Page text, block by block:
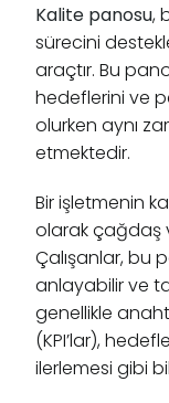
Kalite panosu,
sürecini
araçtır. Bu
hedeflerini ve
olurken aynı
etmektedir.
Bir işletmenin
olarak çağdaş
Çalışanlar, bu
anlayabilir ve
genellikle
(KPI’lar),
ilerlemesi gibi